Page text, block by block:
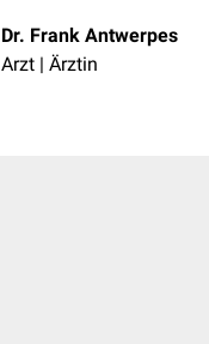
Dr. Frank Antwerpes
Arzt | Ärztin